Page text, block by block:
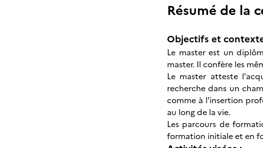
Résumé de la
Objectifs et
Le master est un
master. Il confère les
Le master atteste
recherche dans un
comme à l'insertion
au long de la vie.
Les parcours de
formation initiale et en